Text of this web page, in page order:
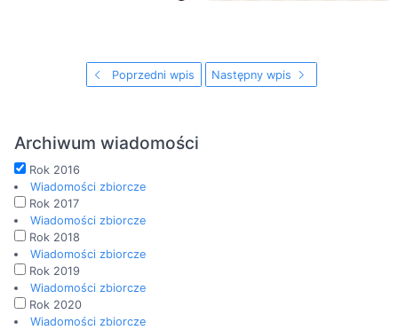
Poprzedni wpis Następny wpis
Archiwum wiadomości
Rok 2016
Wiadomości zbiorcze
Rok 2017
Wiadomości zbiorcze
Rok 2018
Wiadomości zbiorcze
Rok 2019
Wiadomości zbiorcze
Rok 2020
Wiadomości zbiorcze